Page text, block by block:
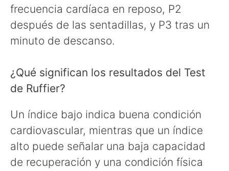
frecuencia cardíaca en reposo, P2
después de las sentadillas, y P3 tras un
minuto de descanso.
¿Qué significan los resultados del Test
de Ruffier?
Un índice bajo indica buena condición
cardiovascular, mientras que un índice
alto puede señalar una baja capacidad
de recuperación y una condición física